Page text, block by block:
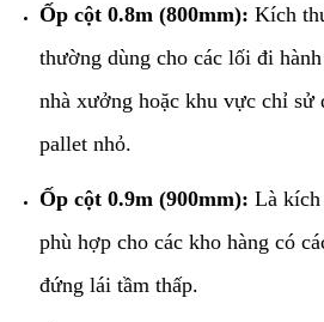
Ốp cột 0.8m (800mm): Kích
thường dùng cho các lối đi
nhà xưởng hoặc khu vực chỉ sử
pallet nhỏ.
Ốp cột 0.9m (900mm): Là kích
phù hợp cho các kho hàng có
đứng lái tầm thấp.